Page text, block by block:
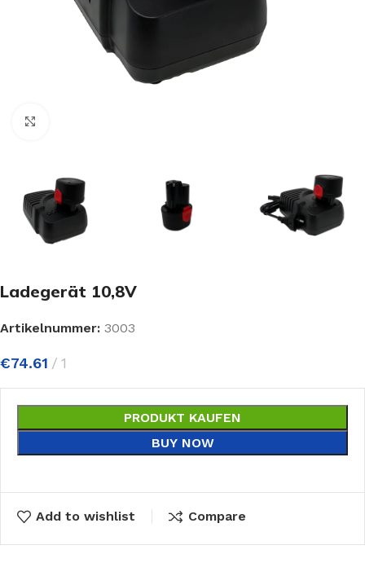
Ladegerät 10,8V
Artikelnummer: 3003
€74.61 1
PRODUKT KAUFEN
BUY NOW
Add to wishlist Compare